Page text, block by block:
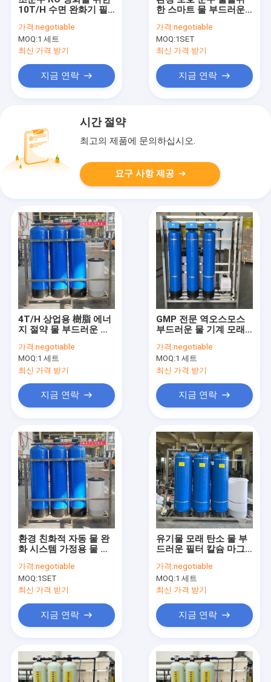
제품 소개
10T/H 수면 완화기 필
가격:negotiable
MOQ:1 세트
최신 가격 받기
지금 연락
한 스마트 물 부드러운
가격:negotiable
MOQ:1SET
최신 가격 받기
지금 연락
시간 절약
최고의 제품에 문의하십시오.
요구 사항 제공
4T/H 상업용 樹脂 에너
지 절약 물 부드러운 기
가격:negotiable
MOQ:1 세트
최신 가격 받기
지금 연락
GMP 전문 역오스모스
부드러운 물 기계 모래
가격:negotiable
MOQ:1 세트
최신 가격 받기
지금 연락
환경 친화적 자동 물 완
화 시스템 가정용 물 완
가격:negotiable
MOQ:1SET
최신 가격 받기
지금 연락
유기물 모래 탄소 물 부
드러운 필터 칼슘 마그
가격:negotiable
MOQ:1 세트
최신 가격 받기
지금 연락